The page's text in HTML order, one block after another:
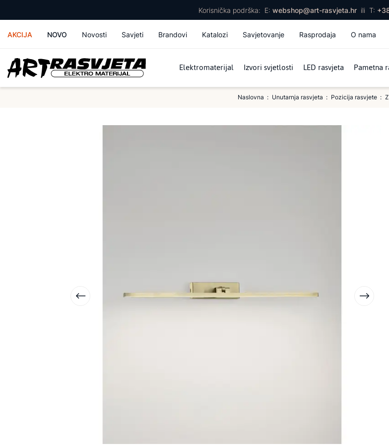
Korisnička podrška: E: webshop@art-rasvjeta.hr ili T:
AKCIJA NOVO Novosti Savjeti Brandovi Katalozi Savjetovanje Rasprodaja O nama
Elektromaterijal Izvori svjetlosti LED rasvjeta Pametna
Naslovna Unutarnja rasvjeta Pozicija rasvjete